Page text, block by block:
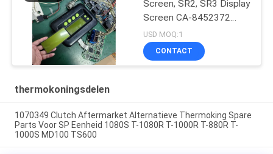
Screen, SR2, SR3 Display
Screen CA-8452372
Groen Display Type LCD
Screen voor THERMO
KING SB210 SB230 HMI
USD MOQ:1
CONTACT
thermokoningsdelen
1070349 Clutch Aftermarket Alternatieve Thermoking Spare
Parts Voor SP Eenheid 1080S T-1080R T-1000R T-880R T-
1000S MD100 TS600